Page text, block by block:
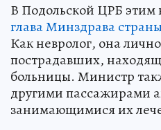
В Подольской ЦРБ этим
глава Минздрава
Как невролог, она
пострадавших,
больницы. Министр
другими пассажирами
занимающимися их